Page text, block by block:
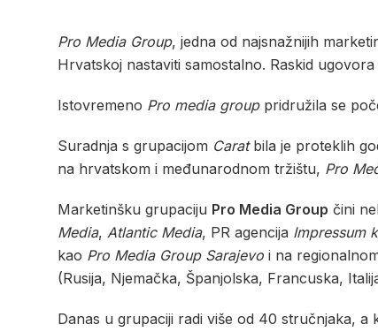
Pro Media Group, jedna od najsnažnijih
Hrvatskoj nastaviti samostalno. Raskid
Istovremeno Pro media grouppridružila se
Suradnja s grupacijom Carat bila je proteklih
na hrvatskom i međunarodnom tržištu, Pro
Marketinšku grupaciju Pro Media Group čini
Media, Atlantic Media, PR agencija Impressum
kao Pro Media Group Sarajevo i na
(Rusija, Njemačka, Španjolska, Francuska,
Danas u grupaciji radi više od 40 stručnjaka,